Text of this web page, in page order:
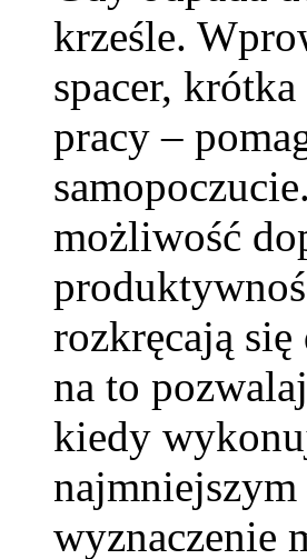
krześle.
spacer,
pracy –
możliwość
rozkręcają
na to
kiedy
wyznaczenie